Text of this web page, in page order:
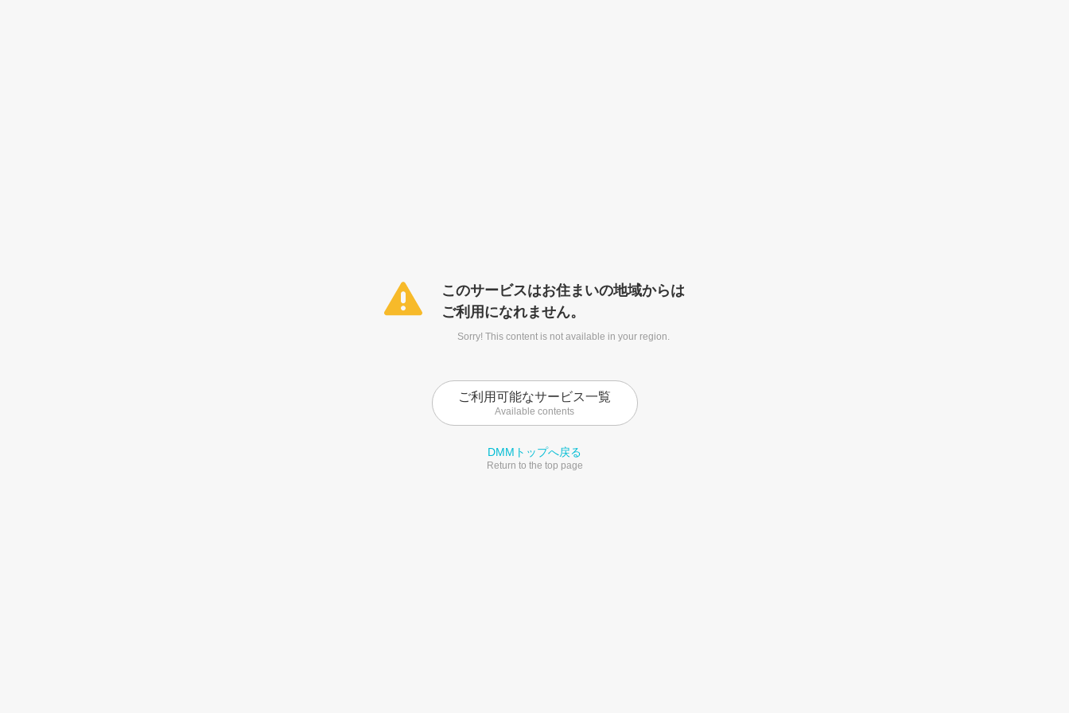
このサービスはお住まいの地域からは
ご利用になれません。
Sorry! This content is not available in your region.
ご利用可能なサービス一覧
Available contents
DMMトップへ戻る
Return to the top page